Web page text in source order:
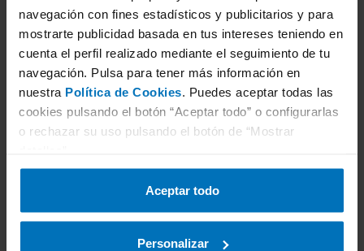
navegación con fines estadísticos y publicitarios y para
mostrarte publicidad basada en tus intereses teniendo en
cuenta el perfil realizado mediante el seguimiento de tu
navegación. Pulsa para tener más información en
nuestra Política de Cookies. Puedes aceptar todas las
cookies pulsando el botón “Aceptar todo” o configurarlas
o rechazar su uso pulsando el botón de “Mostrar
Aceptar todo
Personalizar
de ITV en TÜV Rheinland.
Noticias relacionadas